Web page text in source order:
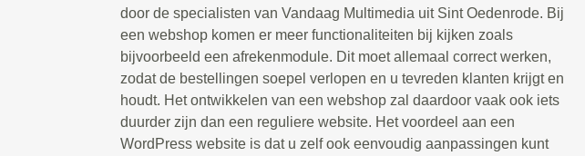
door de specialisten van Vandaag Multimedia uit Sint Oedenrode. Bij
een webshop komen er meer functionaliteiten bij kijken zoals
bijvoorbeeld een afrekenmodule. Dit moet allemaal correct werken,
zodat de bestellingen soepel verlopen en u tevreden klanten krijgt en
houdt. Het ontwikkelen van een webshop zal daardoor vaak ook iets
duurder zijn dan een reguliere website. Het voordeel aan een
WordPress website is dat u zelf ook eenvoudig aanpassingen kunt